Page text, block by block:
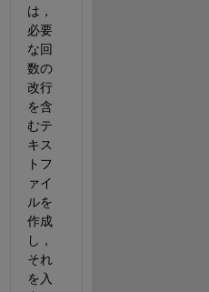
は，
必要
な回
数の
改行
を含
むテ
キス
トフ
ァイ
ルを
作成
し，
それ
を入